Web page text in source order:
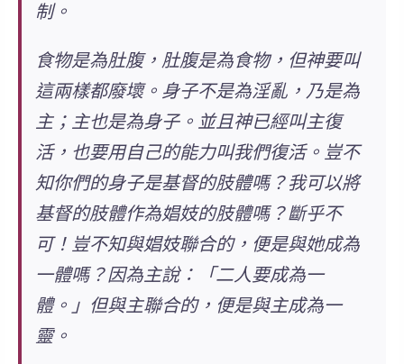
制。
食物是為肚腹，肚腹是為食物，但神要叫
這兩樣都廢壞。身子不是為淫亂，乃是為
主；主也是為身子。並且神已經叫主復
活，也要用自己的能力叫我們復活。豈不
知你們的身子是基督的肢體嗎？我可以將
基督的肢體作為娼妓的肢體嗎？斷乎不
可！豈不知與娼妓聯合的，便是與她成為
一體嗎？因為主說：「二人要成為一
體。」但與主聯合的，便是與主成為一
靈。